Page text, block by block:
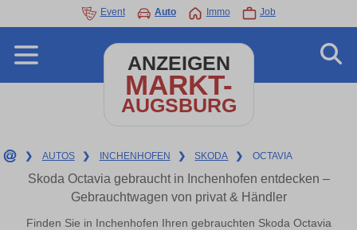
Event Auto Immo Job
ANZEIGEN
MARKT-
AUGSBURG
❯ AUTOS ❯ INCHENHOFEN ❯ SKODA ❯ OCTAVIA
Skoda Octavia gebraucht in Inchenhofen entdecken –
Gebrauchtwagen von privat & Händler
Finden Sie in Inchenhofen Ihren gebrauchten Skoda Octavia